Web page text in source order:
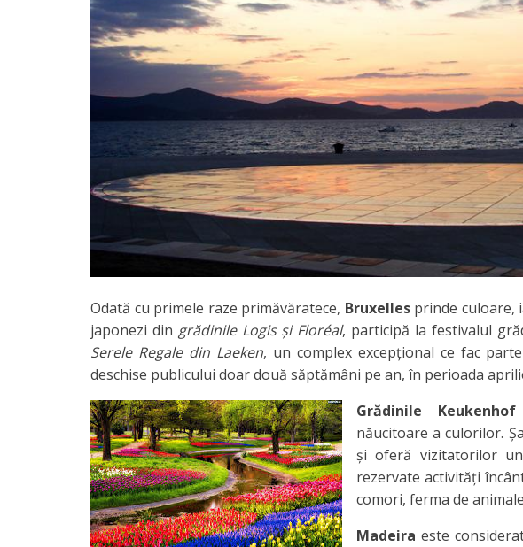
Odată cu primele raze primăvăratece, Bruxelles prinde culoare,
japonezi din grădinile Logis și Floréal, participă la festivalul
Serele Regale din Laeken, un complex excepțional ce fac
deschise publicului doar două săptămâni pe an, în perioada
Grădinile Keukenhof
năucitoare a culorilor.
şi oferă vizitatorilor
rezervate activități
comori, ferma de
Madeira este